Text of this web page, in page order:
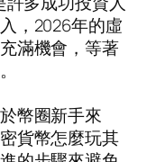
，2026年的虛
滿機會，等著
幣圈新手來
貨幣怎麼玩其